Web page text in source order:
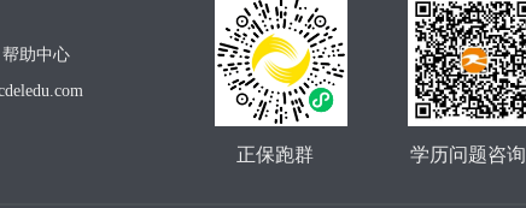
帮助中心
学历问题咨询
正保跑群